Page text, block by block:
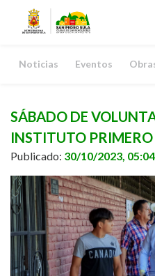
Noticias Eventos
SÁBADO DE
INSTITUTO PRIMERO
Publicado: 30/10/2023,